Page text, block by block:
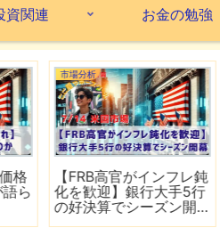
資関連 お金の勉強
インフレ鈍
行大手5行
ーズン開
市場分析
【ホルムズ海峡
封鎖】FRB高官
上げの可能性